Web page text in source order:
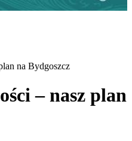
na Bydgoszcz
– nasz plan